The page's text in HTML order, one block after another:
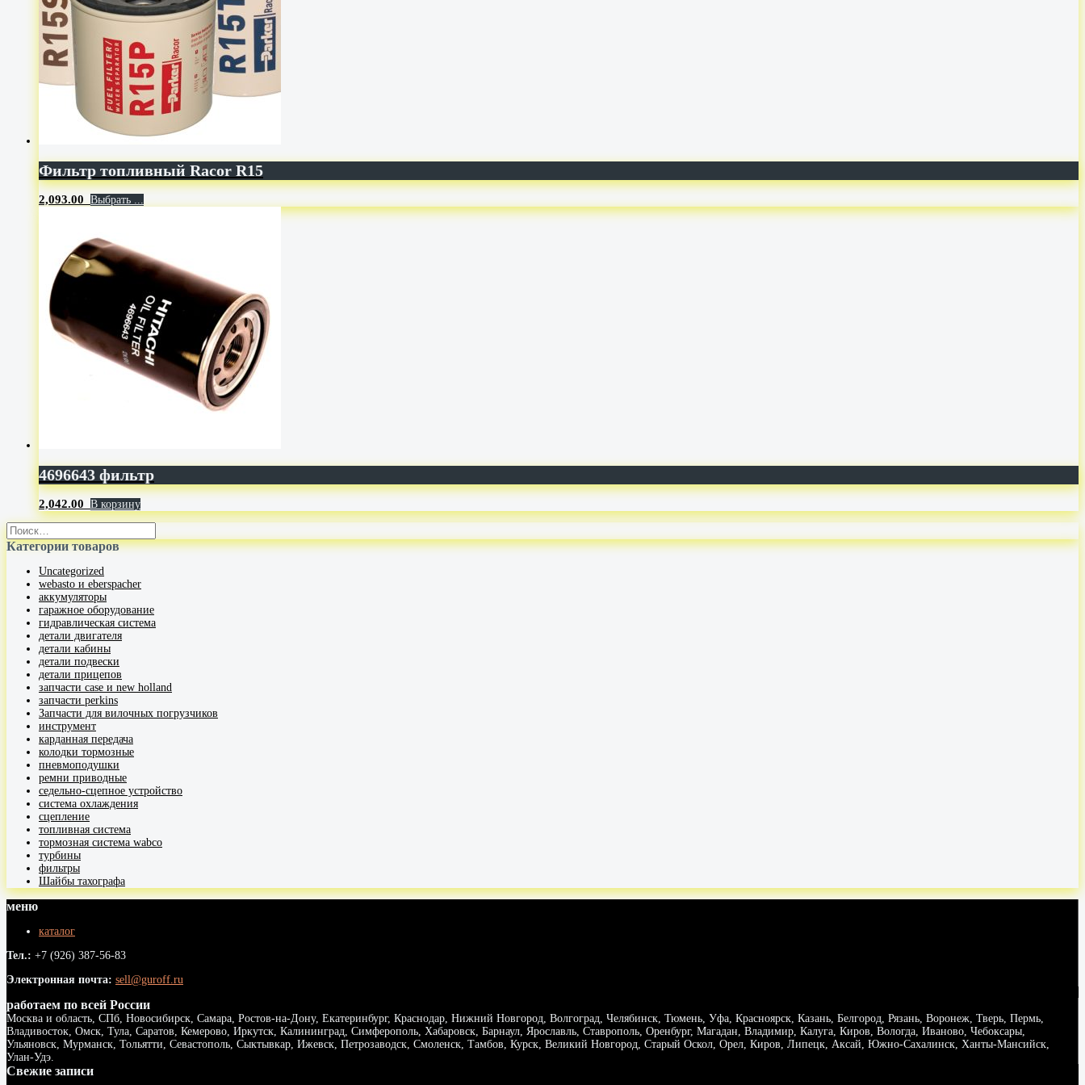
Фильтр топливный Racor R15
2,093.00 Выбрать ...
4696643 фильтр
2,042.00 В корзину
Категории товаров
Uncategorized
webasto и eberspacher
аккумуляторы
гаражное оборудование
гидравлическая система
детали двигателя
детали кабины
детали подвески
детали прицепов
запчасти case и new holland
запчасти perkins
Запчасти для вилочных погрузчиков
инструмент
карданная передача
колодки тормозные
пневмоподушки
ремни приводные
седельно-сцепное устройство
система охлаждения
сцепление
топливная система
тормозная система wabco
турбины
фильтры
Шайбы тахографа
меню
каталог
Тел.: +7 (926) 387-56-83
Электронная почта: sell@guroff.ru
работаем по всей России
Москва и область, СПб, Новосибирск, Самара, Ростов-на-Дону, Екатеринбург, Краснодар, Нижний Новгород, Волгоград, Челябинск, Тюмень, Уфа, Красноярск, Казань, Белгород, Рязань, Воронеж, Тверь, Пермь,
Владивосток, Омск, Тула, Саратов, Кемерово, Иркутск, Калининград, Симферополь, Хабаровск, Барнаул, Ярославль, Ставрополь, Оренбург, Магадан, Владимир, Калуга, Киров, Вологда, Иваново, Чебоксары,
Ульяновск, Мурманск, Тольятти, Севастополь, Сыктывкар, Ижевск, Петрозаводск, Смоленск, Тамбов, Курск, Великий Новгород, Старый Оскол, Орел, Киров, Липецк, Аксай, Южно-Сахалинск, Ханты-Мансийск,
Улан-Удэ.
Свежие записи